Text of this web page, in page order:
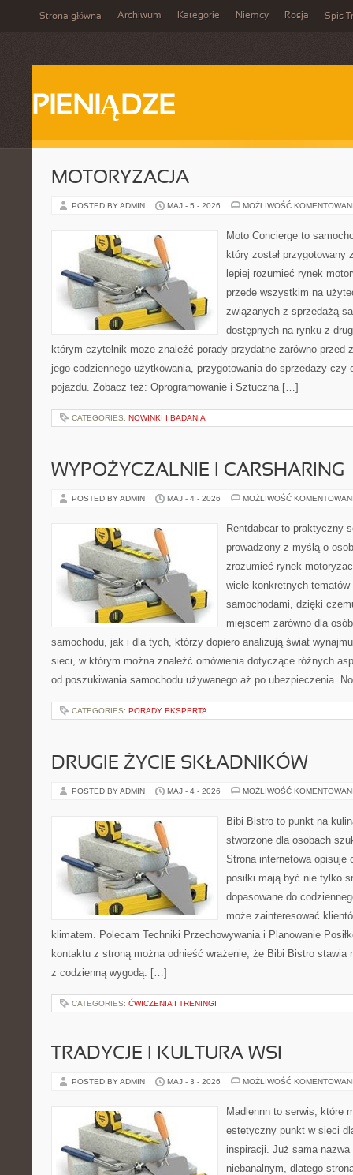
Strona główna Archiwum Kategorie Niemcy Rosja Spis
PIENIĄDZE
MOTORYZACJA
POSTED BY ADMIN MAJ - 5 - 2026 MOŻLIWOŚĆ
Moto Concierge to
który został
lepiej rozumieć rynek
przede wszystkim na
związanych z sprzedażą
dostępnych na rynku z
którym czytelnik może znaleźć porady przydatne zarówno przed
jego codziennego użytkowania, przygotowania do sprzedaży czy
pojazdu. Zobacz też: Oprogramowanie i Sztuczna […]
CATEGORIES: NOWINKI I BADANIA
WYPOŻYCZALNIE I CARSHARING
POSTED BY ADMIN MAJ - 4 - 2026 MOŻLIWOŚĆ
Rentdabcar to praktyczny
prowadzony z myślą o
zrozumieć rynek
wiele konkretnych
samochodami, dzięki
miejscem zarówno dla
samochodu, jak i dla tych, którzy dopiero analizują świat
sieci, w którym można znaleźć omówienia dotyczące różnych
od poszukiwania samochodu używanego aż po ubezpieczenia.
CATEGORIES: PORADY EKSPERTA
DRUGIE ŻYCIE SKŁADNIKÓW
POSTED BY ADMIN MAJ - 4 - 2026 MOŻLIWOŚĆ
Bibi Bistro to punkt na
stworzone dla osobach
Strona internetowa opisuje
posiłki mają być nie tylko
dopasowane do
może zainteresować
klimatem. Polecam Techniki Przechowywania i Planowanie
kontaktu z stroną można odnieść wrażenie, że Bibi Bistro stawia
z codzienną wygodą. […]
CATEGORIES: ĆWICZENIA I TRENINGI
TRADYCJE I KULTURA WSI
POSTED BY ADMIN MAJ - 3 - 2026 MOŻLIWOŚĆ
Madlennn to serwis, które
estetyczny punkt w sieci
inspiracji. Już sama
niebanalnym, dlatego